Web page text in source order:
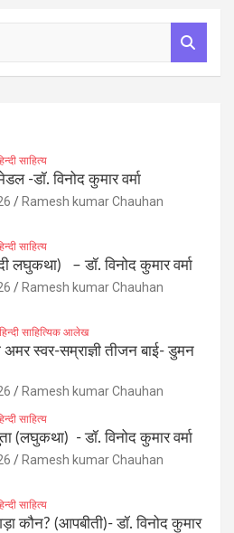
साहित्य
-डॉ. विनोद कुमार वर्मा
Ramesh kumar Chauhan
साहित्य
लघुकथा) – डॉ. विनोद कुमार वर्मा
Ramesh kumar Chauhan
हिन्दी साहित्यिक आलेख
अमर स्वर-सम्राज्ञी तीजन बाई- डुमन
Ramesh kumar Chauhan
साहित्य
(लघुकथा) ​- डॉ. विनोद कुमार वर्मा
Ramesh kumar Chauhan
साहित्य
कौन? (आपबीती)​- डॉ. विनोद कुमार